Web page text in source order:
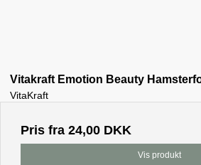
Vitakraft Emotion Beauty
VitaKraft
Pris fra 24,00 DKK
Vis produkt